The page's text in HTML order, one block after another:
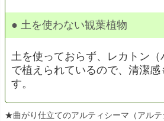
● 土を使わない観葉植物
土を使っておらず、レカトン（
で植えられているので、清潔
す。
★曲がり仕立てのアルティシーマ（アルテ